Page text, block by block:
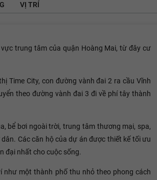
VỊ TRÍ
trung tâm của quận Hoàng Mai, từ đây cư
Time City, con đường vành đai 2 ra cầu Vĩnh
theo đường vành đai 3 đi về phí tây thành
bể bơi ngoài trời, trung tâm thương mại, spa,
Các căn hộ của dự án được thiết kế tối ưu
đại nhất cho cuộc sống.
một thành phố thu nhỏ theo phong cách